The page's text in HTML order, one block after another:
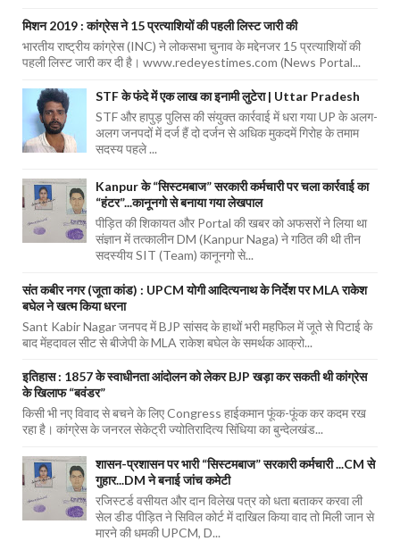
मिशन 2019 : कांग्रेस ने 15 प्रत्याशियों की पहली लिस्ट जारी की
भारतीय राष्ट्रीय कांग्रेस (INC) ने लोकसभा चुनाव के मद्देनजर 15 प्रत्याशियों की
पहली लिस्ट जारी कर दी है। www.redeyestimes.com (News Portal...
STF के फंदे में एक लाख का इनामी लुटेरा | Uttar Pradesh
STF और हापुड़ पुलिस की संयुक्त कार्रवाई में धरा गया UP के अलग-
अलग जनपदों में दर्ज हैं दो दर्जन से अधिक मुकदमें गिरोह के तमाम
सदस्य पहले ...
Kanpur के “सिस्टमबाज” सरकारी कर्मचारी पर चला कार्रवाई का
“हंटर”...कानूनगो से बनाया गया लेखपाल
पीड़ित की शिकायत और Portal की खबर को अफसरों ने लिया था
संज्ञान में तत्कालीन DM (Kanpur Naga) ने गठित की थी तीन
सदस्यीय SIT (Team) कानूनगो से...
संत कबीर नगर (जूता कांड) : UPCM योगी आदित्यनाथ के निर्देश पर MLA राकेश
बघेल ने खत्म किया धरना
Sant Kabir Nagar जनपद में BJP सांसद के हाथों भरी महफिल में जूते से पिटाई के
बाद मेंहदावल सीट से बीजेपी के MLA राकेश बघेल के समर्थक आक्रो...
इतिहास : 1857 के स्वाधीनता आंदोलन को लेकर BJP खड़ा कर सकती थी कांग्रेस
के खिलाफ “बवंडर”
किसी भी नए विवाद से बचने के लिए Congress हाईकमान फूंक-फूंक कर कदम रख
रहा है। कांग्रेस के जनरल सेकेट्री ज्योतिरादित्य सिंधिया का बुन्देलखंड...
शासन-प्रशासन पर भारी “सिस्टमबाज” सरकारी कर्मचारी ...CM से
गुहार...DM ने बनाई जांच कमेटी
रजिस्टर्ड वसीयत और दान विलेख पत्र को धता बताकर करवा ली
सेल डीड पीड़ित ने सिविल कोर्ट में दाखिल किया वाद तो मिली जान से
मारने की धमकी UPCM, D...